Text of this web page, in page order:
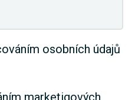
osobních údajů
marketigových